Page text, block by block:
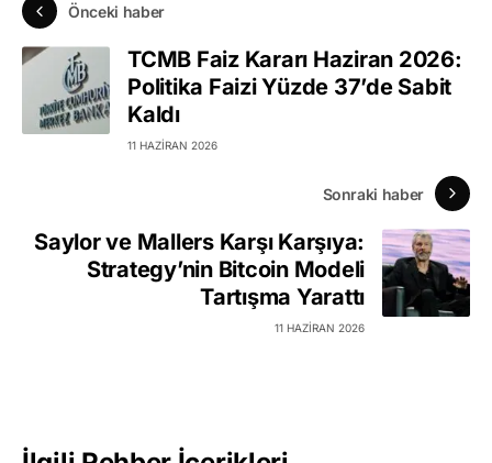
Önceki haber
TCMB Faiz Kararı Haziran 2026:
Politika Faizi Yüzde 37’de Sabit
Kaldı
11 HAZIRAN 2026
Sonraki haber
Saylor ve Mallers Karşı Karşıya:
Strategy’nin Bitcoin Modeli
Tartışma Yarattı
11 HAZIRAN 2026